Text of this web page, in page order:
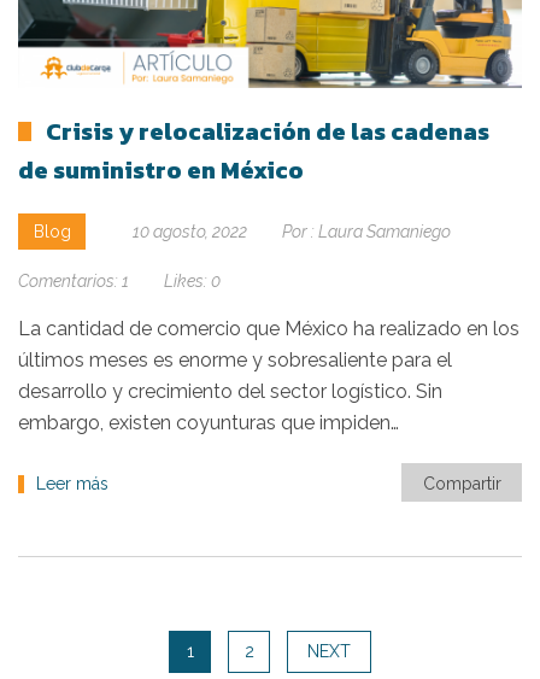
Crisis y relocalización de las cadenas
de suministro en México
Blog 10 agosto, 2022 Por : Laura Samaniego
Comentarios: 1 Likes: 0
La cantidad de comercio que México ha realizado en los
últimos meses es enorme y sobresaliente para el
desarrollo y crecimiento del sector logístico. Sin
embargo, existen coyunturas que impiden…
Leer más Compartir
1 2 NEXT